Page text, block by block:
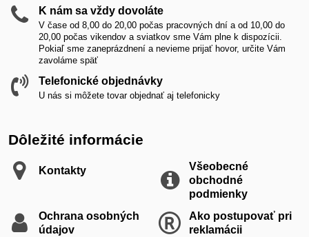
K nám sa vždy dovoláte
V čase od 8,00 do 20,00 počas pracovných dní a od 10,00 do
20,00 počas vikendov a sviatkov sme Vám plne k dispozícii.
Pokiaľ sme zaneprázdnení a nevieme prijať hovor, určite Vám
zavoláme späť
Telefonické objednávky
U nás si môžete tovar objednať aj telefonicky
Dôležité informácie
Kontakty
Všeobecné
obchodné
podmienky
Ochrana osobných
údajov
Ako postupovať pri
reklamácii